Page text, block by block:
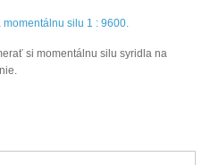
silu 1 : 9600.
si momentálnu silu syridla na